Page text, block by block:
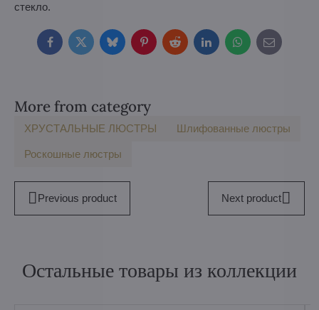
стекло.
FacebookTwitterBlueskyPinterestRedditLinkedInWhatsApp
E-
mail
More from category
ХРУСТАЛЬНЫЕ ЛЮСТРЫ Шлифованные люстры
Роскошные люстры
Previous product Next product
Остальные товары из коллекции